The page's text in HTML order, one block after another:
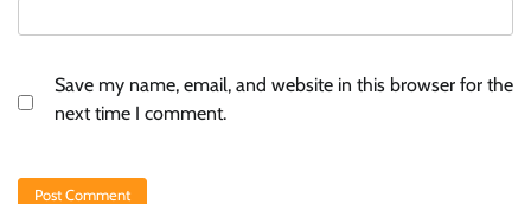
Save my name, email, and website in this browser for the
next time I comment.